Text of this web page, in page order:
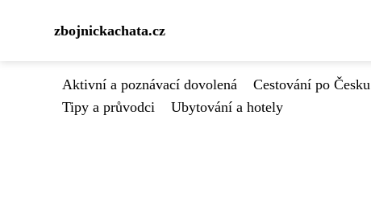
zbojnickachata.cz
Aktivní a poznávací dovolená Cestování po Česku
Tipy a průvodci
Ubytování a hotely